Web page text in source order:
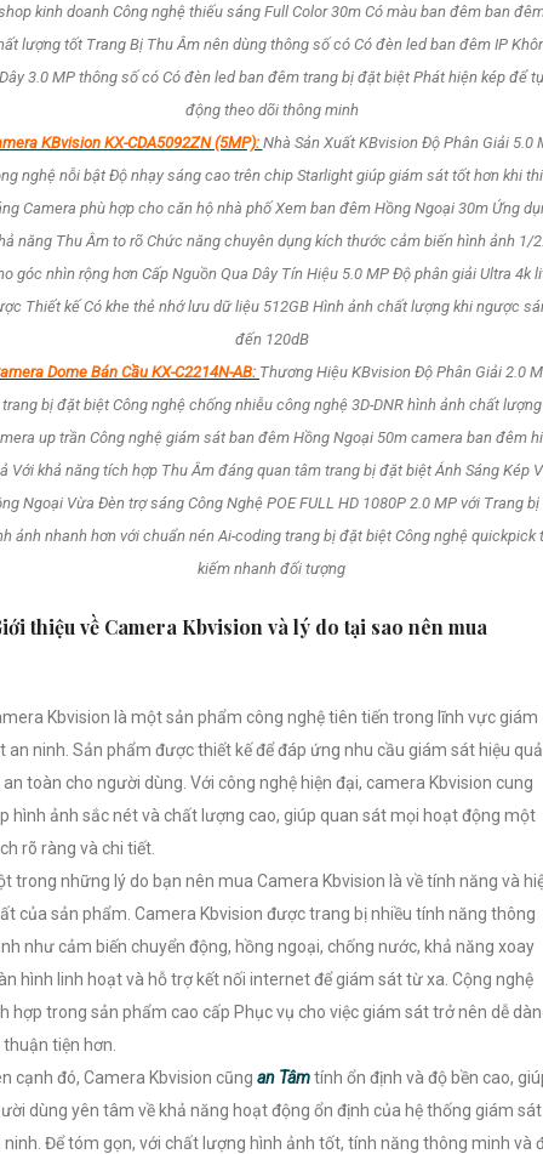
kinh doanh Công nghệ thiếu sáng Full Color 30m Có màu ban đêm ban
lượng tốt Trang Bị Thu Âm nên dùng thông số có Có đèn led ban đêm IP
3.0 MP thông số có Có đèn led ban đêm trang bị đặt biệt Phát hiện kép để
động theo dõi thông minh
KBvision KX-CDA5092ZN (5MP):Nhà Sản Xuất KBvision Độ Phân Giải 5.0
nghệ nỗi bật Độ nhạy sáng cao trên chip Starlight giúp giám sát tốt hơn khi
Camera phù hợp cho căn hộ nhà phố Xem ban đêm Hồng Ngoại 30m Ứng
năng Thu Âm to rõ Chức năng chuyên dụng kích thước cảm biến hình ảnh 1/
góc nhìn rộng hơn Cấp Nguồn Qua Dây Tín Hiệu 5.0 MP Độ phân giải Ultra 4k
Thiết kế Có khe thẻ nhớ lưu dữ liệu 512GB Hình ảnh chất lượng khi ngược
đến 120dB
Dome Bán Cầu KX-C2214N-AB: Thương Hiệu KBvision Độ Phân Giải 2.0
trang bị đặt biệt Công nghệ chống nhiễu công nghệ 3D-DNR hình ảnh chất lượng
up trần Công nghệ giám sát ban đêm Hồng Ngoại 50m camera ban đêm
Với khả năng tích hợp Thu Âm đáng quan tâm trang bị đặt biệt Ánh Sáng Kép
Ngoại Vừa Đèn trợ sáng Công Nghệ POE FULL HD 1080P 2.0 MP với Trang
ảnh nhanh hơn với chuẩn nén Ai-coding trang bị đặt biệt Công nghệ quickpick
kiếm nhanh đối tượng
thiệu về Camera Kbvision và lý do tại sao nên mua
Kbvision là một sản phẩm công nghệ tiên tiến trong lĩnh vực giám
an ninh. Sản phẩm được thiết kế để đáp ứng nhu cầu giám sát hiệu quả
an toàn cho người dùng. Với công nghệ hiện đại, camera Kbvision cung
hình ảnh sắc nét và chất lượng cao, giúp quan sát mọi hoạt động một
rõ ràng và chi tiết.
trong những lý do bạn nên mua Camera Kbvision là về tính năng và
của sản phẩm. Camera Kbvision được trang bị nhiều tính năng thông
như cảm biến chuyển động, hồng ngoại, chống nước, khả năng xoay
hình linh hoạt và hỗ trợ kết nối internet để giám sát từ xa. Cộng nghệ
hợp trong sản phẩm cao cấp Phục vụ cho việc giám sát trở nên dễ
thuận tiện hơn.
cạnh đó, Camera Kbvision cũng an Tâmtính ổn định và độ bền cao,
dùng yên tâm về khả năng hoạt động ổn định của hệ thống giám sát
ninh. Để tóm gọn, với chất lượng hình ảnh tốt, tính năng thông minh và